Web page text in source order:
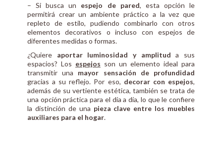
– Si busca un espejo de pared, esta opción le
permitirá crear un ambiente práctico a la vez que
repleto de estilo, pudiendo combinarlo con otros
elementos decorativos o incluso con espejos de
diferentes medidas o formas.
¿Quiere aportar luminosidad y amplitud a sus
espacios? Los espejos son un elemento ideal para
transmitir una mayor sensación de profundidad
gracias a su reflejo. Por eso, decorar con espejos,
además de su vertiente estética, también se trata de
una opción práctica para el día a día, lo que le confiere
la distinción de una pieza clave entre los muebles
auxiliares para el hogar.